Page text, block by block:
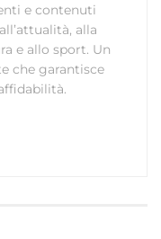
e contenuti
alla
e allo sport. Un
che garantisce